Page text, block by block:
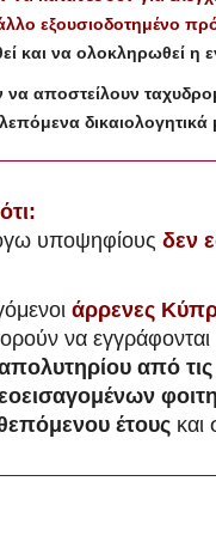
εξουσιοδοτημένο
και να ολοκληρωθεί η
αποστείλουν
υποψηφίους δεν
άρρενες
να
από τις
έτους και